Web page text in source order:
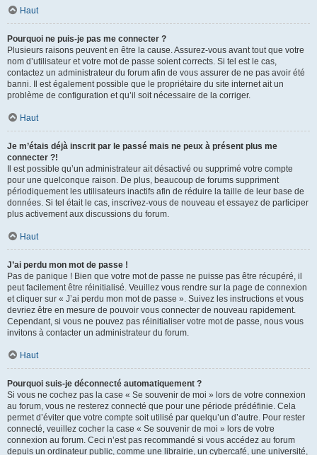
Haut
Pourquoi ne puis-je pas me connecter ?
Plusieurs raisons peuvent en être la cause. Assurez-vous avant tout que votre
nom d’utilisateur et votre mot de passe soient corrects. Si tel est le cas,
contactez un administrateur du forum afin de vous assurer de ne pas avoir été
banni. Il est également possible que le propriétaire du site internet ait un
problème de configuration et qu’il soit nécessaire de la corriger.
Haut
Je m’étais déjà inscrit par le passé mais ne peux à présent plus me
connecter ?!
Il est possible qu’un administrateur ait désactivé ou supprimé votre compte
pour une quelconque raison. De plus, beaucoup de forums suppriment
périodiquement les utilisateurs inactifs afin de réduire la taille de leur base de
données. Si tel était le cas, inscrivez-vous de nouveau et essayez de participer
plus activement aux discussions du forum.
Haut
J’ai perdu mon mot de passe !
Pas de panique ! Bien que votre mot de passe ne puisse pas être récupéré, il
peut facilement être réinitialisé. Veuillez vous rendre sur la page de connexion
et cliquer sur « J’ai perdu mon mot de passe ». Suivez les instructions et vous
devriez être en mesure de pouvoir vous connecter de nouveau rapidement.
Cependant, si vous ne pouvez pas réinitialiser votre mot de passe, nous vous
invitons à contacter un administrateur du forum.
Haut
Pourquoi suis-je déconnecté automatiquement ?
Si vous ne cochez pas la case « Se souvenir de moi » lors de votre connexion
au forum, vous ne resterez connecté que pour une période prédéfinie. Cela
permet d’éviter que votre compte soit utilisé par quelqu’un d’autre. Pour rester
connecté, veuillez cocher la case « Se souvenir de moi » lors de votre
connexion au forum. Ceci n’est pas recommandé si vous accédez au forum
depuis un ordinateur public, comme une librairie, un cybercafé, une université,